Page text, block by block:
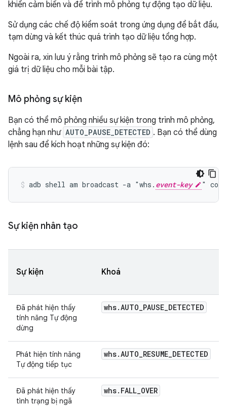
khiển cảm biến và để trình mô phỏng tự động tạo dữ liệu.
Sử dụng các chế độ kiểm soát trong ứng dụng để bắt đầu,
tạm dừng và kết thúc quá trình tạo dữ liệu tổng hợp.
Ngoài ra, xin lưu ý rằng trình mô phỏng sẽ tạo ra cùng một
giá trị dữ liệu cho mỗi bài tập.
Mô phỏng sự kiện
Bạn có thể mô phỏng nhiều sự kiện trong trình mô phỏng,
chẳng hạn như AUTO_PAUSE_DETECTED . Bạn có thể dùng
lệnh sau để kích hoạt những sự kiện đó:
adb shell am broadcast -a "whs. event-key
Sự kiện nhân tạo
Sự kiện Khoá
Đã phát hiện thấy
tính năng Tự động
dừng
whs.AUTO_PAUSE_DETECTED
Phát hiện tính năng
Tự động tiếp tục
whs.AUTO_RESUME_DETECTED
Đã phát hiện thấy
tình trạng bị ngã
whs.FALL_OVER